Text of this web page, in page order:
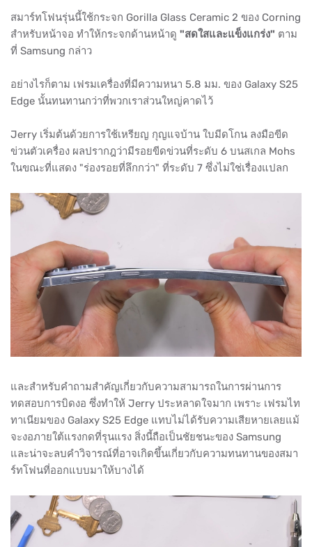
สมาร์ทโฟนรุ่นนี้ใช้กระจก Gorilla Glass Ceramic 2 ของ Corning
สำหรับหน้าจอ ทำให้กระจกด้านหน้าดู "สดใสและแข็งแกร่ง" ตาม
ที่ Samsung กล่าว
อย่างไรก็ตาม เฟรมเครื่องที่มีความหนา 5.8 มม. ของ Galaxy S25
Edge นั้นทนทานกว่าที่พวกเราส่วนใหญ่คาดไว้
Jerry เริ่มต้นด้วยการใช้เหรียญ กุญแจบ้าน ใบมีดโกน ลงมือขีด
ข่วนตัวเครื่อง ผลปรากฎว่ามีรอยขีดข่วนที่ระดับ 6 บนสเกล Mohs
ในขณะที่แสดง "ร่องรอยที่ลึกกว่า" ที่ระดับ 7 ซึ่งไม่ใช่เรื่องแปลก
และสำหรับคำถามสำคัญเกี่ยวกับความสามารถในการผ่านการ
ทดสอบการบิดงอ ซึ่งทำให้ Jerry ประหลาดใจมาก เพราะ เฟรมไท
ทาเนียมของ Galaxy S25 Edge แทบไม่ได้รับความเสียหายเลยแม้
จะงอภายใต้แรงกดที่รุนแรง สิ่งนี้ถือเป็นชัยชนะของ Samsung
และน่าจะลบคำวิจารณ์ที่อาจเกิดขึ้นเกี่ยวกับความทนทานของสมา
ร์ทโฟนที่ออกแบบมาให้บางได้